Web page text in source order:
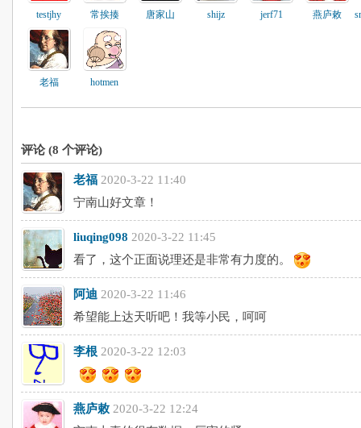
testjhy 常挨揍 唐家山 shijz jerf71 燕庐敕
老福 hotmen
评论 (8 个评论)
老福 2020-3-22 11:40
宁南山好文章！
liuqing098 2020-3-22 11:45
看了，这个正面说理还是非常有力度的。
阿迪 2020-3-22 11:46
希望能上达天听吧！我等小民，呵呵
李根 2020-3-22 12:03
燕庐敕 2020-3-22 12:24